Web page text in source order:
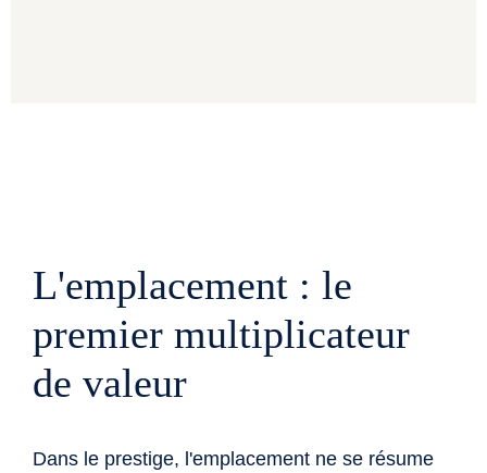
L'emplacement : le
premier multiplicateur
de valeur
Dans le prestige, l'emplacement ne se résume